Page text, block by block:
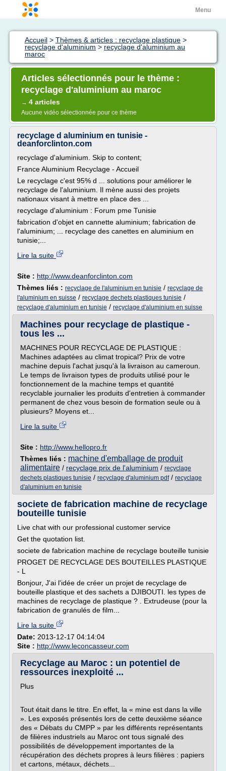
Menu
Accueil > Thèmes & articles : recyclage plastique >
recyclage d'aluminium > recyclage d'aluminium au
maroc
Articles sélectionnés pour le thème :
recyclage d'aluminium au maroc
→ 4 articles
Aucune vidéo sélectionnée pour ce thème
recyclage d aluminium en tunisie -
deanforclinton.com
recyclage d'aluminium. Skip to content;
France Aluminium Recyclage - Accueil
Le recyclage c'est 95% d ... solutions pour améliorer le
recyclage de l'aluminium. Il mène aussi des projets
nationaux visant à mettre en place des ...
recyclage d'aluminium : Forum pme Tunisie
fabrication d'objet en cannette aluminium; fabrication de
l'aluminium; ... recyclage des canettes en aluminium en
tunisie;...
Lire la suite
Site : http://www.deanforclinton.com
Thèmes liés : recyclage de l'aluminium en tunisie / recyclage de
l'aluminium en suisse / recyclage dechets plastiques tunisie /
recyclage d'aluminium en tunisie / recyclage d'aluminium en suisse
Machines pour recyclage de plastique -
tous les ...
MACHINES POUR RECYCLAGE DE PLASTIQUE :
Machines adaptées au climat tropical? Prix de votre
machine depuis l'achat jusqu'à la livraison au cameroun.
Le temps de livraison types de produits utilisé pour le
fonctionnement de la machine temps et quantité
recyclable journalier les produits d'entretien à commander
permanent de chez vous besoin de formation seule ou à
plusieurs? Moyens et...
Lire la suite
Site : http://www.hellopro.fr
Thèmes liés : machine d'emballage de produit
alimentaire / recyclage prix de l'aluminium / recyclage
dechets plastiques tunisie / recyclage d'aluminium pdf/ recyclage
d'aluminium en tunisie
societe de fabrication machine de recyclage
bouteille tunisie
Live chat with our professional customer service
Get the quotation list.
societe de fabrication machine de recyclage bouteille tunisie
PROGET DE RECYCLAGE DES BOUTEILLES PLASTIQUE
- L
Bonjour, J'ai l'idée de créer un projet de recyclage de
bouteille plastique et des sachets a DJIBOUTI. les types de
machines de recyclage de plastique ? . Extrudeuse (pour la
fabrication de granulés de film...
Lire la suite
Date: 2013-12-17 04:14:04
Site : http://www.leconcasseur.com
Recyclage au Maroc : un potentiel de
ressources inexploité ...
Plus
Tout était dans le titre. En effet, la « mine est dans la ville
». Les exposés présentés lors de cette deuxième séance
des « Débats du CMPP » par les différents représentants
de filières industriels au Maroc ont tous signalé des
possibilités de développement importantes de la
récupération des déchets propres à leurs filières : papiers
et cartons, métaux, déchets...